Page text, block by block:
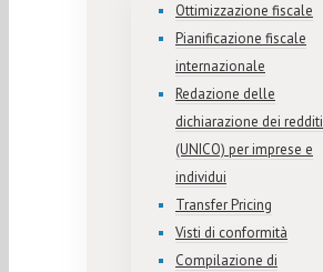
Ottimizzazione fiscale
Pianificazione fiscale
internazionale
Redazione delle
dichiarazione dei redditi
(UNICO) per imprese e
individui
Transfer Pricing
Visti di conformità
Compilazione di